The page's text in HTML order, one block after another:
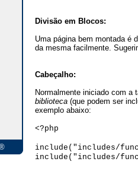
Divisão em Blocos:
Uma página bem montada é
da mesma facilmente.
Cabeçalho:
Normalmente iniciado com a
biblioteca (que podem ser
exemplo abaixo:
<?php
include("includes/
include("includes/